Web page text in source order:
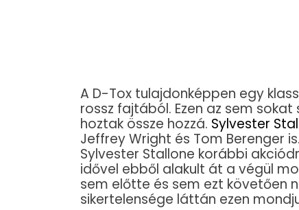
A D-Tox tulajdonképpen egy
rossz fajtából. Ezen az sem
hoztak össze hozzá. Sylvester
Jeffrey Wright és Tom Berenger
Sylvester Stallone korábbi
idővel ebből alakult át a végül
sem előtte és sem ezt követően
sikertelensége láttán ezen